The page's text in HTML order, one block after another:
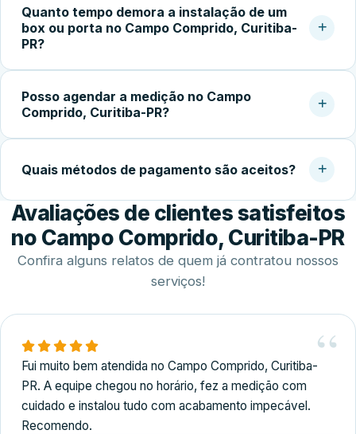
avaliações de clientes, pedir orçamento detalhado e
confirmar a garantia do serviço. Experiência com vidro
Quanto tempo demora a instalação de um
box ou porta no Campo Comprido, Curitiba-
PR?
temperado (geralmente 5 a 10 dias úteis), a instalação no
local costuma ser concluída em 2 a 4 horas.
Posso agendar a medição no Campo
Comprido, Curitiba-PR?
disponibilidade do cliente, incluindo finais de semana,
serviço.
Quais métodos de pagamento são aceitos?
Disponibilizamos diversas formas de pagamento,
incluindo Pix, dinheiro, cartões de crédito e débito e
transferência bancária.
Avaliações de clientes satisfeitos
no Campo Comprido, Curitiba-PR
Confira alguns relatos de quem já contratou nossos
serviços!
Fui muito bem atendida no Campo Comprido, Curitiba-
PR. A equipe chegou no horário, fez a medição com
cuidado e instalou tudo com acabamento impecável.
Recomendo.